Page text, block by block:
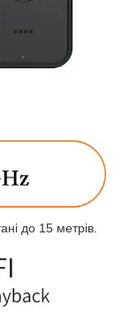
до 15 метрів.